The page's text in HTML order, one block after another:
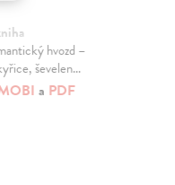
hvozd –
ševelen...
a PDF